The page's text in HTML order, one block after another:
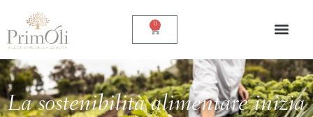
contenuto
0
Carrello
La sostenibilità alimentare inizia